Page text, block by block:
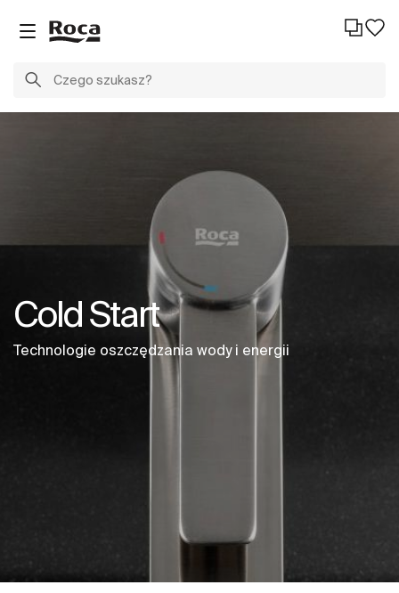
Cold Start
Technologie oszczędzania wody i energii